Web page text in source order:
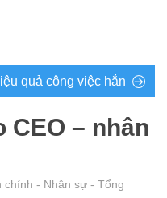
quả công việc hẳn
CEO – nhân
chính - Nhân sự - Tổng